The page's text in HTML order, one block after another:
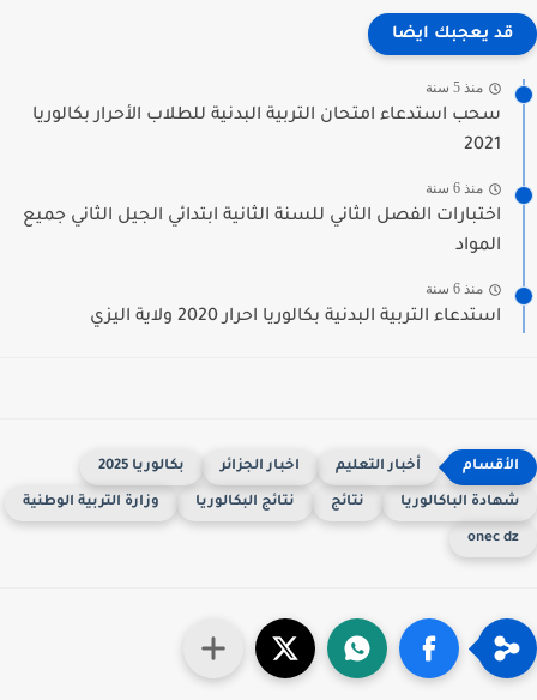
قد يعجبك ايضا
منذ 5 سنة
سحب استدعاء امتحان التربية البدنية للطلاب الأحرار بكالوريا
2021
منذ 6 سنة
اختبارات الفصل الثاني للسنة الثانية ابتدائي الجيل الثاني جميع
المواد
منذ 6 سنة
استدعاء التربية البدنية بكالوريا احرار 2020 ولاية اليزي
أخبار التعليم اخبار الجزائر بكالوريا 2025
الباكالوريا نتائج نتائج البكالوريا وزارة التربية الوطنية
onec